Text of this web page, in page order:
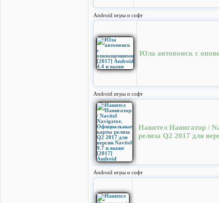
Android игры и софт
Юла автопоиск с
Android игры и софт
Навител Навигатор /
релиза Q2 2017 для
Android игры и софт